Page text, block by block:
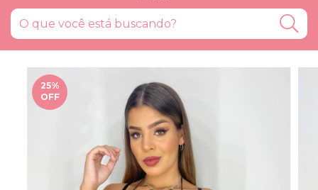
25%
OFF